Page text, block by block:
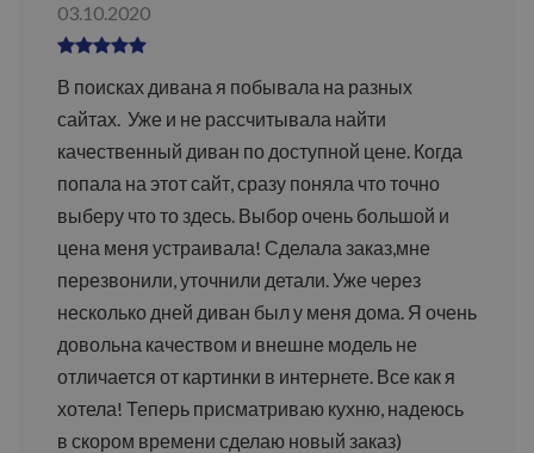
03.10.2020
В поисках дивана я побывала на разных
сайтах. Уже и не рассчитывала найти
качественный диван по доступной цене. Когда
попала на этот сайт, сразу поняла что точно
выберу что то здесь. Выбор очень большой и
цена меня устраивала! Сделала заказ,мне
перезвонили, уточнили детали. Уже через
несколько дней диван был у меня дома. Я очень
довольна качеством и внешне модель не
отличается от картинки в интернете. Все как я
хотела! Теперь присматриваю кухню, надеюсь
в скором времени сделаю новый заказ)